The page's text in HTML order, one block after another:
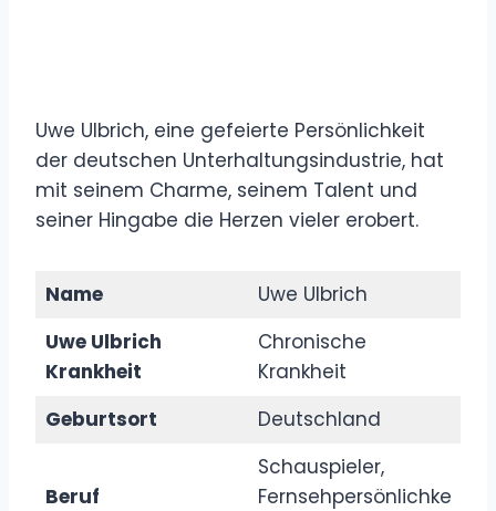
Uwe Ulbrich, eine gefeierte Persönlichkeit
der deutschen Unterhaltungsindustrie, hat
mit seinem Charme, seinem Talent und
seiner Hingabe die Herzen vieler erobert.
Name
Uwe Ulbrich
Uwe Ulbrich
Krankheit
Chronische
Krankheit
Geburtsort
Deutschland
Beruf
Schauspieler,
Fernsehpersönlichke